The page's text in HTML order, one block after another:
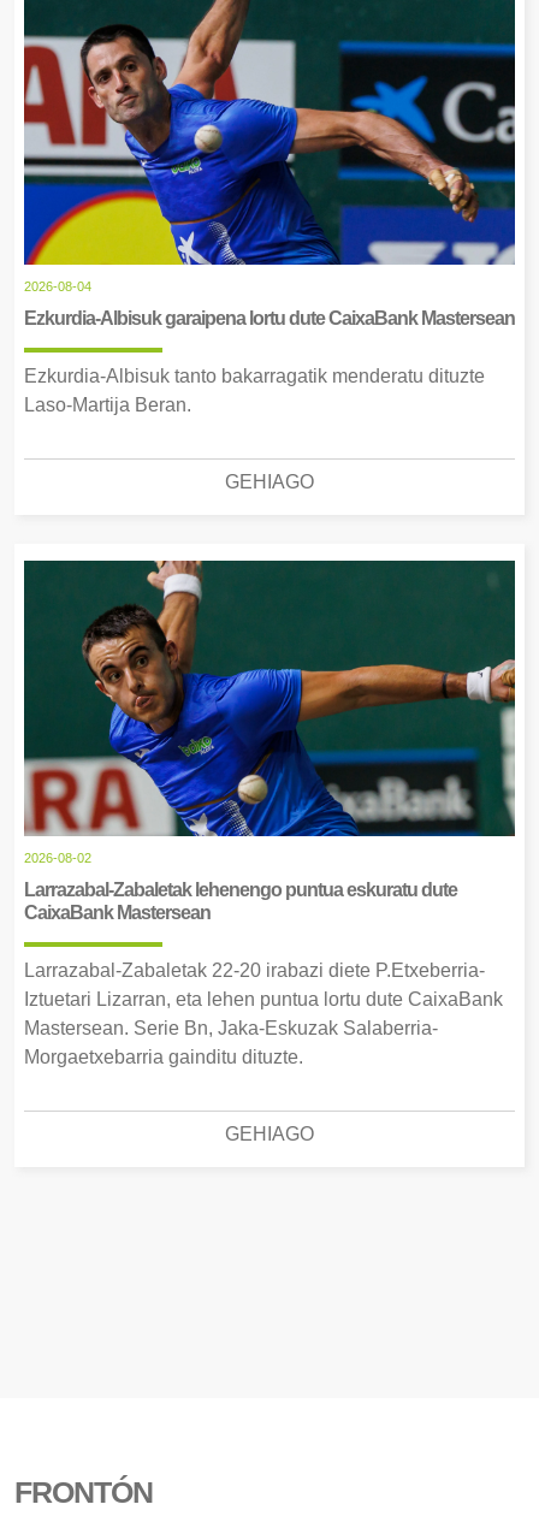
2026-08-04
Ezkurdia-Albisuk garaipena lortu dute CaixaBank Mastersean
Ezkurdia-Albisuk tanto bakarragatik menderatu dituzte
Laso-Martija Beran.
GEHIAGO
2026-08-02
Larrazabal-Zabaletak lehenengo puntua eskuratu dute
CaixaBank Mastersean
Larrazabal-Zabaletak 22-20 irabazi diete P.Etxeberria-
Iztuetari Lizarran, eta lehen puntua lortu dute CaixaBank
Mastersean. Serie Bn, Jaka-Eskuzak Salaberria-
Morgaetxebarria gainditu dituzte.
GEHIAGO
FRONTÓN